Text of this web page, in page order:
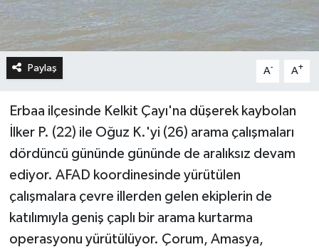
Paylaş A- A+
Erbaa ilçesinde Kelkit Çayı'na düşerek kaybolan
İlker P. (22) ile Oğuz K.'yi (26) arama çalışmaları
dördüncü gününde gününde de aralıksız devam
ediyor. AFAD koordinesinde yürütülen
çalışmalara çevre illerden gelen ekiplerin de
katılımıyla geniş çaplı bir arama kurtarma
operasyonu yürütülüyor. Çorum, Amasya,